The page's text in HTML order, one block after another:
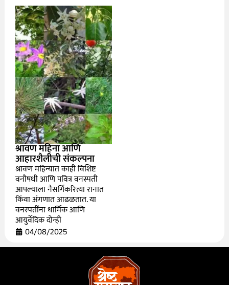
श्रावण महिना आणि
आहारशैलीची संकल्पना
श्रावण महिन्यात काही विशिष्ट
वनौषधी आणि पवित्र वनस्पती
आपल्याला नैसर्गिकरित्या रानात
किंवा अंगणात आढळतात. या
वनस्पतींना धार्मिक आणि
आयुर्वेदिक दोन्ही
04/08/2025